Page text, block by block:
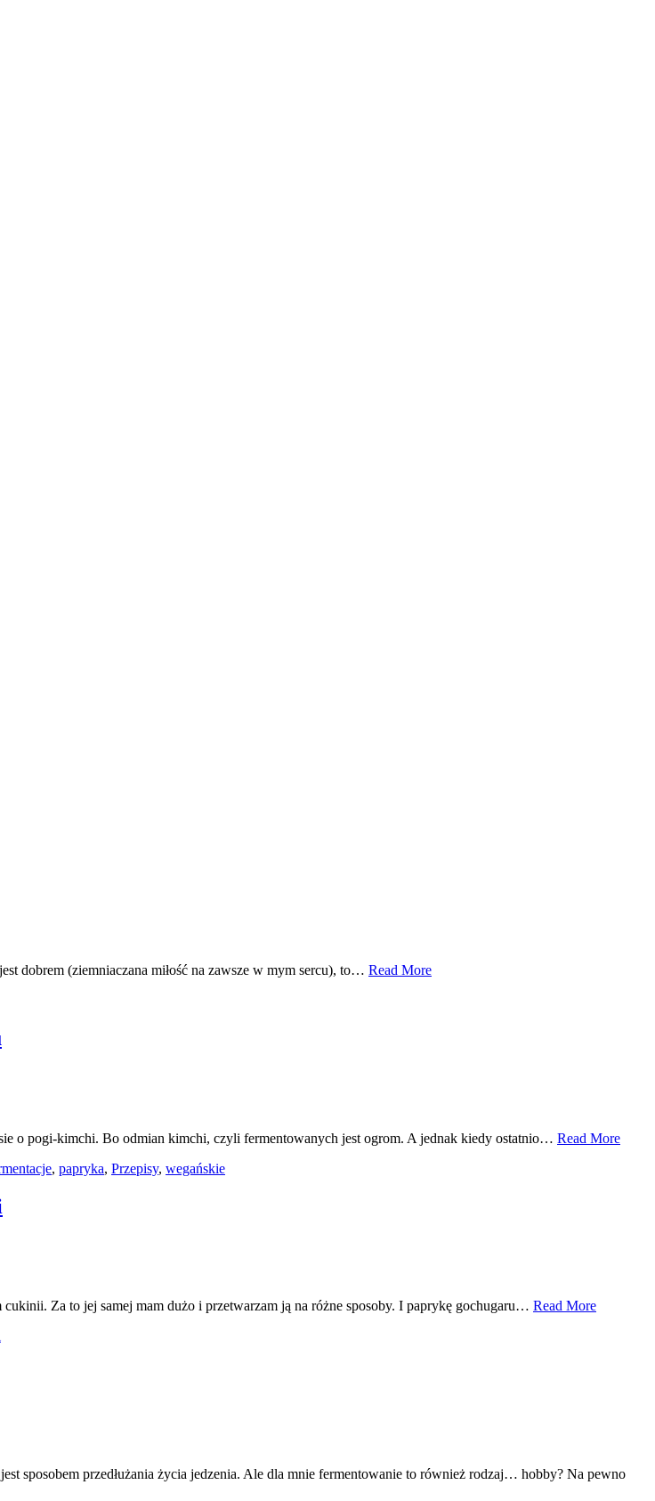
dobrem (ziemniaczana miłość na zawsze w mym sercu), to… Read More
o pogi-kimchi. Bo odmian kimchi, czyli fermentowanych jest ogrom. A jednak kiedy ostatnio… Read More
, papryka, Przepisy, wegańskie
Za to jej samej mam dużo i przetwarzam ją na różne sposoby. I paprykę gochugaru… Read More
sposobem przedłużania życia jedzenia. Ale dla mnie fermentowanie to również rodzaj… hobby? Na pewno